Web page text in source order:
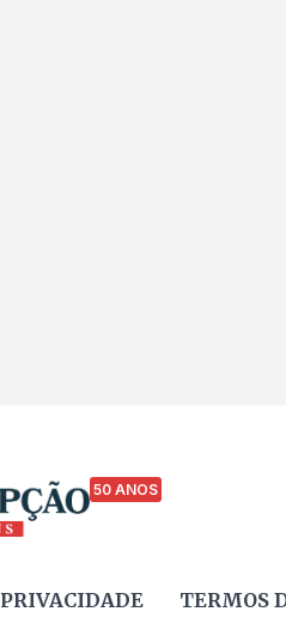
50 ANOS
PRIVACIDADE TERMOS